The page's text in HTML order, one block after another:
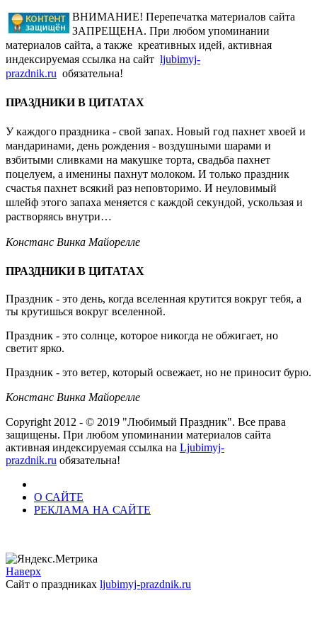
ВНИМАНИЕ! Перепечатка материалов сайта
ЗАПРЕЩЕНА. При любом упоминании
материалов сайта, а также креативных идей, активная
индексируемая ссылка на сайт ljubimyj-
prazdnik.ru обязательна!
ПРАЗДНИКИ В ЦИТАТАХ
У каждого праздника - свой запах. Новый год пахнет хвоей и
мандаринами, день рождения - воздушными шарами и
взбитыми сливками на макушке торта, свадьба пахнет
поцелуем, а именины пахнут молоком. И только праздник
счастья пахнет всякий раз неповторимо. И неуловимый
шлейф этого запаха меняется с каждой секундой, ускользая и
растворяясь внутри…
Констанс Винка Майорелле
ПРАЗДНИКИ В ЦИТАТАХ
Праздник - это день, когда вселенная крутится вокруг тебя, а
ты крутишься вокруг вселенной.
Праздник - это солнце, которое никогда не обжигает, но
светит ярко.
Праздник - это ветер, который освежает, но не приносит бурю.
Констанс Винка Майорелле
Copyright 2012 - © 2019 "Любимый Праздник". Все права
защищены. При любом упоминании материалов сайта
активная индексируемая ссылка на Ljubimyj-
prazdnik.ru обязательна!
О САЙТЕ
РЕКЛАМА НА САЙТЕ
Наверх
Сайт о праздниках ljubimyj-prazdnik.ru